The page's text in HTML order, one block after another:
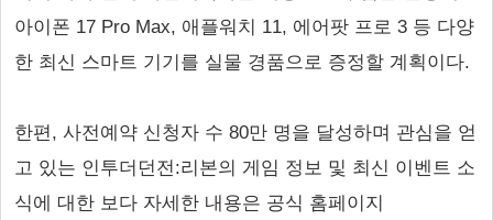
아이폰 17 Pro Max, 애플워치 11, 에어팟 프로 3 등 다양
한 최신 스마트 기기를 실물 경품으로 증정할 계획이다.
한편, 사전예약 신청자 수 80만 명을 달성하며 관심을 얻
고 있는 인투더던전:리본의 게임 정보 및 최신 이벤트 소
식에 대한 보다 자세한 내용은 공식 홈페이지